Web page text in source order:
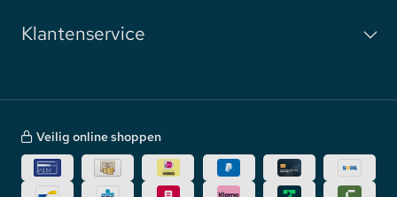
Klantenservice
Veilig online shoppen